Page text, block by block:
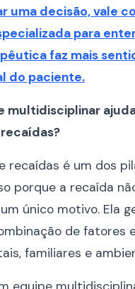
uma decisão, vale
para
faz mais
do paciente.
multidisciplinar
recaídas é um dos
porque a recaída
único motivo. Ela
de fatores
familiares e